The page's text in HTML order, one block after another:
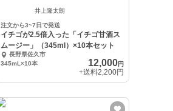
井上隆太朗
注文から3~7日で発送
イチゴが2.5倍入った「イチゴ甘酒ス
ムージー」（345ml）×10本セット
長野県佐久市
345mL×10本
12,000円
+送料2,200円